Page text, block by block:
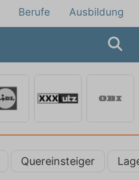
Berufe Ausbildung
Quereinsteiger